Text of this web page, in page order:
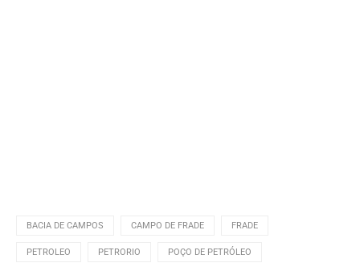
BACIA DE CAMPOS CAMPO DE FRADE FRADE
PETROLEO PETRORIO POÇO DE PETRÓLEO